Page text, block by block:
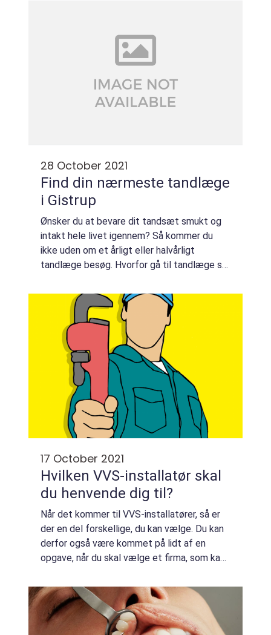
28 October 2021
Find din nærmeste tandlæge
i Gistrup
Ønsker du at bevare dit tandsæt smukt og
intakt hele livet igennem? Så kommer du
ikke uden om et årligt eller halvårligt
tandlæge besøg. Hvorfor gå til tandlæge så
17 October 2021
Hvilken VVS-installatør skal
du henvende dig til?
Når det kommer til VVS-installatører, så er
der en del forskellige, du kan vælge. Du kan
derfor også være kommet på lidt af en
opgave, når du skal vælge et firma, som kan